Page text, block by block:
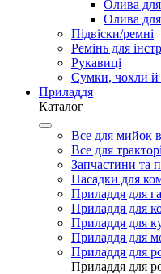
Олива
Олива
Підвіски/ремні
Ремінь для
Рукавиці
Сумки, чохли й
Приладдя
Каталог
Все для мийок
Все для
Запчастини та
Насадки для
Приладдя для
Приладдя для
Приладдя для
Приладдя для
Приладдя для
Приладдя для